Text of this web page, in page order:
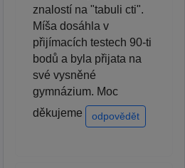
znalostí na "tabuli cti".
Míša dosáhla v
přijímacích testech 90-ti
bodů a byla přijata na
své vysněné
gymnázium. Moc
děkujeme
odpovědět